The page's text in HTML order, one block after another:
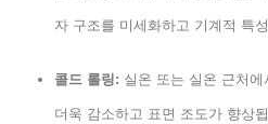
자 구조를 미세화하고 기계적 특
콜드 롤링: 실온 또는 실온 근처
더욱 감소하고 표면 조도가 향상